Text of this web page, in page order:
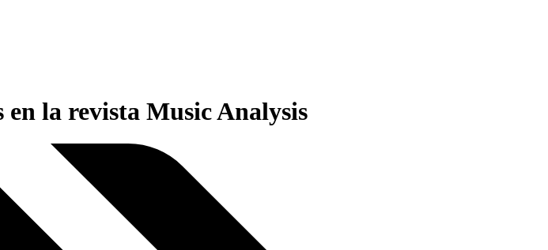
en la revista Music Analysis